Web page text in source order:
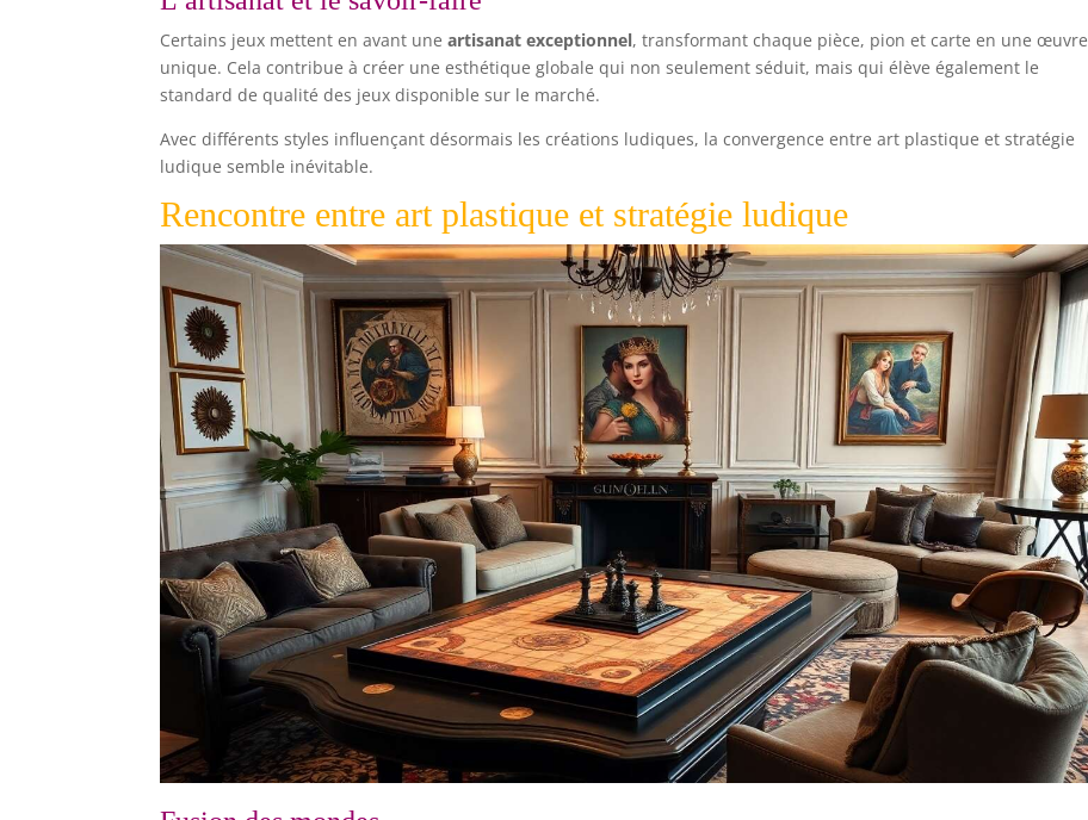
Certains jeux mettent en avant uneartisanat exceptionnel, transformant chaque pièce, pion et carte en une œuvre
unique. Cela contribue à créer une esthétique globale qui non seulement séduit, mais qui élève également le
standard de qualité des jeux disponible sur le marché.
Avec différents styles influençant désormais les créations ludiques, la convergence entre art plastique et stratégie
ludique semble inévitable.
Rencontre entre art plastique et stratégie ludique